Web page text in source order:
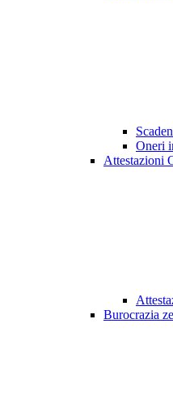
Oneri
Attestazioni
Burocrazia